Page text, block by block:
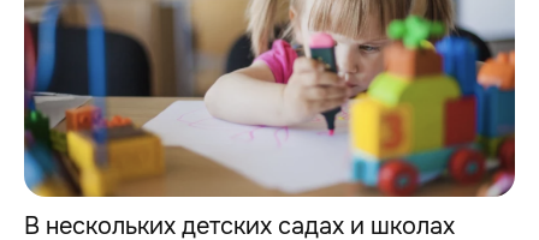
В нескольких детских садах и школах